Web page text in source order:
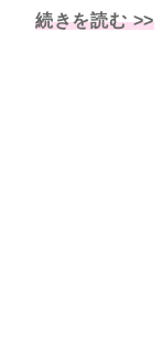
続きを読む >>